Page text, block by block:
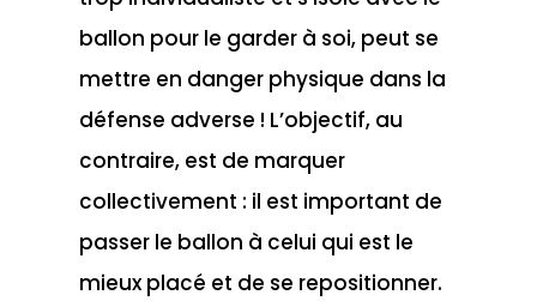
ballon pour le garder à soi, peut se
mettre en danger physique dans la
défense adverse ! L’objectif, au
contraire, est de marquer
collectivement : il est important de
passer le ballon à celui qui est le
mieux placé et de se repositionner.